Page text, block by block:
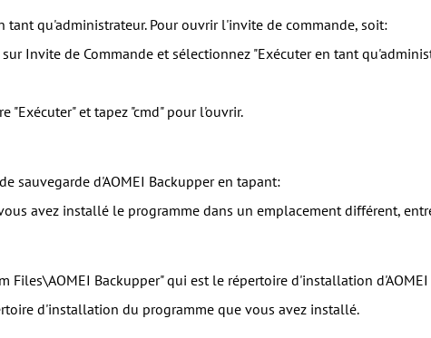
qu'administrateur. Pour ouvrir l'invite de commande, soit:
Invite de Commande et sélectionnez "Exécuter en tant
"Exécuter" et tapez "cmd" pour l'ouvrir.
sauvegarde d'AOMEI Backupper en tapant:
avez installé le programme dans un emplacement différent,
Files\AOMEI Backupper" qui est le répertoire d'installation
d'installation du programme que vous avez installé.